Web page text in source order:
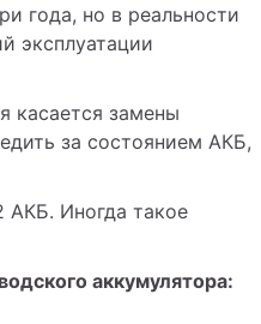
года, но в реальности
эксплуатации
касается замены
за состоянием АКБ,
АКБ. Иногда такое
аккумулятора: